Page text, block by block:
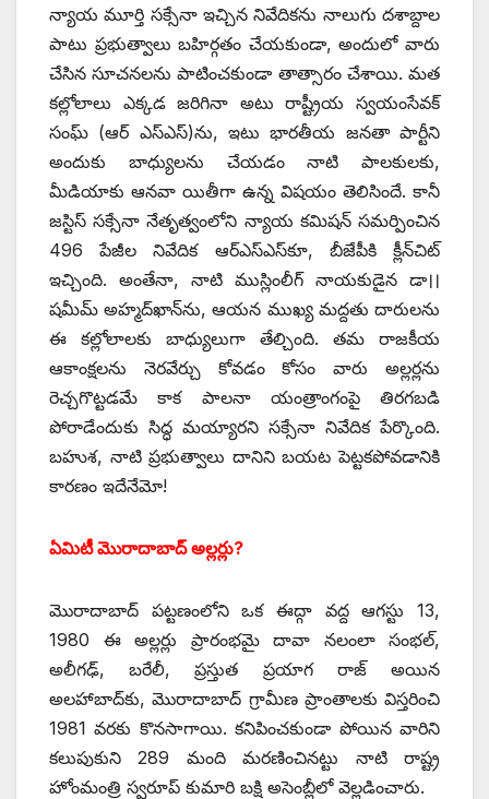
న్యాయ మూర్తి సక్సేనా ఇచ్చిన నివేదికను నాలుగు దశాబ్దాల
పాటు ప్రభుత్వాలు బహిర్గతం చేయకుండా, అందులో వారు
చేసిన సూచనలను పాటించకుండా తాత్సారం చేశాయి. మత
కల్లోలాలు ఎక్కడ జరిగినా అటు రాష్ట్రీయ స్వయంసేవక్‌
‌సంఘ్‌ (ఆర్‌ ఎస్‌ఎస్‌)‌ను, ఇటు భారతీయ జనతా పార్టీని
అందుకు బాధ్యులను చేయడం నాటి పాలకులకు,
మీడియాకు ఆనవా యితీగా ఉన్న విషయం తెలిసిందే. కానీ
జస్టిస్‌ ‌సక్సేనా నేతృత్వంలోని న్యాయ కమిషన్‌ ‌సమర్పించిన
496 పేజీల నివేదిక ఆర్‌ఎస్‌ఎస్‌కూ, బీజేపీకి క్లీన్‌చిట్‌
ఇచ్చింది. అంతేనా, నాటి ముస్లింలీగ్‌ ‌నాయకుడైన డా।।
షమీమ్‌ అహ్మద్‌ఖాన్‌ను, ఆయన ముఖ్య మద్దతు దారులను
ఈ కల్లోలాలకు బాధ్యులుగా తేల్చింది. తమ రాజకీయ
ఆకాంక్షలను నెరవేర్చు కోవడం కోసం వారు అల్లర్లను
రెచ్చగొట్టడమే కాక పాలనా యంత్రాంగంపై తిరగబడి
పోరాడేందుకు సిద్ధ మయ్యారని సక్సేనా నివేదిక పేర్కొంది.
బహుశ, నాటి ప్రభుత్వాలు దానిని బయట పెట్టకపోవడానికి
కారణం ఇదేనేమో!
ఏమిటీ మొరాదాబాద్‌ అల్లర్లు?
మొరాదాబాద్‌ ‌పట్టణంలోని ఒక ఈద్గా వద్ద ఆగస్టు 13,
1980 ఈ అల్లర్లు ప్రారంభమై దావా నలంలా సంభల్‌,
అలీగఢ్‌, ‌బరేలీ, ప్రస్తుత ప్రయాగ రాజ్‌ అయిన
అలహాబాద్‌కు, మొరాదాబాద్‌ ‌గ్రామీణ ప్రాంతాలకు విస్తరించి
1981 వరకు కొనసాగాయి. కనిపించకుండా పోయిన వారిని
కలుపుకుని 289 మంది మరణించినట్టు నాటి రాష్ట్ర
హోంమంత్రి స్వరూప్‌ ‌కుమారి బక్షి అసెంబ్లీలో వెల్లడించారు.